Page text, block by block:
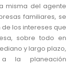
misma del agente
familiares, se
los intereses que
sobre todo en
y largo plazo,
la planeación